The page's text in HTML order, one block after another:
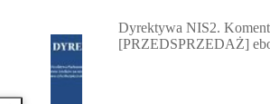
Dyrektywa NIS2.
[PRZEDSPRZEDAŻ]